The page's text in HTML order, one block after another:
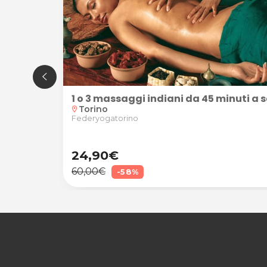
con visita e massaggi per 1 o 2 persone presso Associazione Italia India
location_on Torino
Federyogatorino
24,90€
60,00€ -58%